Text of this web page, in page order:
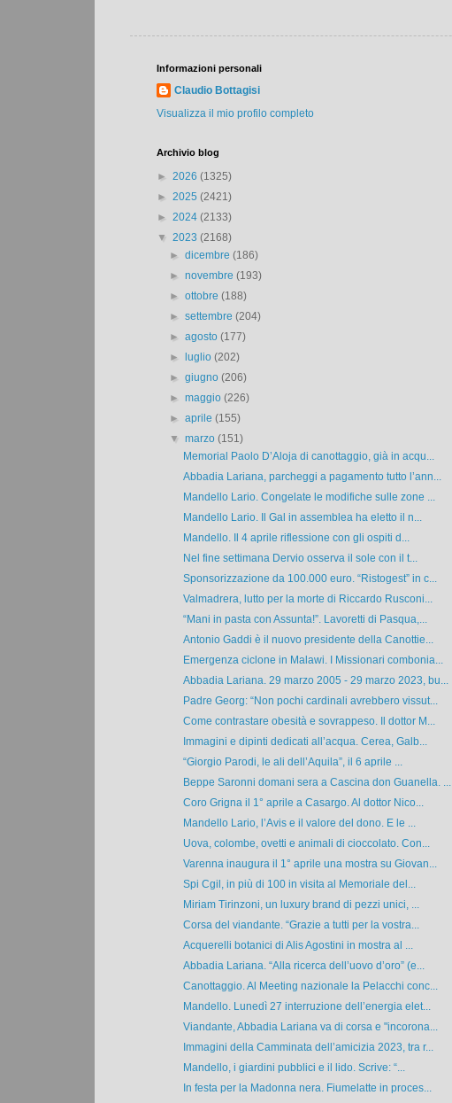
Informazioni personali
Claudio Bottagisi
Visualizza il mio profilo completo
Archivio blog
► 2026 (1325)
► 2025 (2421)
► 2024 (2133)
▼ 2023 (2168)
►dicembre(186)
►novembre(193)
►ottobre(188)
►settembre(204)
►agosto(177)
►luglio(202)
►giugno(206)
►maggio(226)
►aprile(155)
▼marzo(151)
Memorial Paolo D’Aloja di canottaggio, già in acqu...
Abbadia Lariana, parcheggi a pagamento tutto l’ann...
Mandello Lario. Congelate le modifiche sulle zone ...
Mandello Lario. Il Gal in assemblea ha eletto il n...
Mandello. Il 4 aprile riflessione con gli ospiti d...
Nel fine settimana Dervio osserva il sole con il t...
Sponsorizzazione da 100.000 euro. “Ristogest” in c...
Valmadrera, lutto per la morte di Riccardo Rusconi...
“Mani in pasta con Assunta!”. Lavoretti di Pasqua,...
Antonio Gaddi è il nuovo presidente della Canottie...
Emergenza ciclone in Malawi. I Missionari combonia...
Abbadia Lariana. 29 marzo 2005 - 29 marzo 2023, bu...
Padre Georg: “Non pochi cardinali avrebbero vissut...
Come contrastare obesità e sovrappeso. Il dottor M...
Immagini e dipinti dedicati all’acqua. Cerea, Galb...
“Giorgio Parodi, le ali dell’Aquila”, il 6 aprile ...
Beppe Saronni domani sera a Cascina don Guanella. ...
Coro Grigna il 1° aprile a Casargo. Al dottor Nico...
Mandello Lario, l’Avis e il valore del dono. E le ...
Uova, colombe, ovetti e animali di cioccolato. Con...
Varenna inaugura il 1° aprile una mostra su Giovan...
Spi Cgil, in più di 100 in visita al Memoriale del...
Miriam Tirinzoni, un luxury brand di pezzi unici, ...
Corsa del viandante. “Grazie a tutti per la vostra...
Acquerelli botanici di Alis Agostini in mostra al ...
Abbadia Lariana. “Alla ricerca dell’uovo d’oro” (e...
Canottaggio. Al Meeting nazionale la Pelacchi conc...
Mandello. Lunedì 27 interruzione dell’energia elet...
Viandante, Abbadia Lariana va di corsa e "incorona...
Immagini della Camminata dell’amicizia 2023, tra r...
Mandello, i giardini pubblici e il lido. Scrive: “...
In festa per la Madonna nera. Fiumelatte in proces...